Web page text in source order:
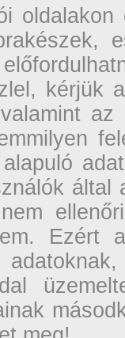
oldalakon
kérjük
Ezért